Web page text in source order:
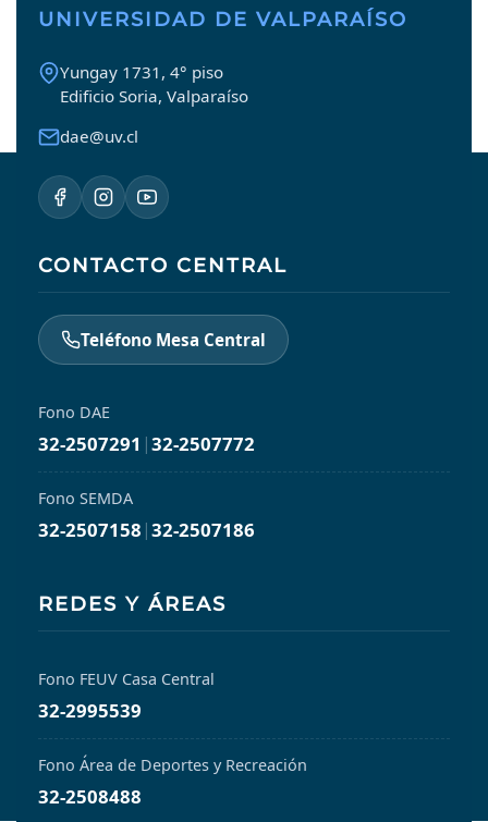
UNIVERSIDAD DE VALPARAÍSO
Yungay 1731, 4° piso
Edificio Soria, Valparaíso
dae@uv.cl
CONTACTO CENTRAL
Teléfono Mesa Central
Fono DAE
32-2507291 |32-2507772
Fono SEMDA
32-2507158 |32-2507186
REDES Y ÁREAS
Fono FEUV Casa Central
32-2995539
Fono Área de Deportes y Recreación
32-2508488